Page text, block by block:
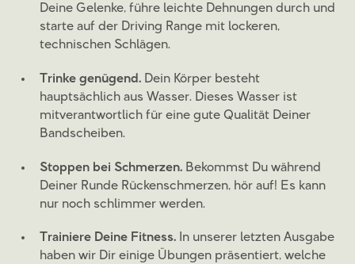
Deine Gelenke, führe leichte Dehnungen durch und
starte auf der Driving Range mit lockeren,
technischen Schlägen.
Trinke genügend.Dein Körper besteht
hauptsächlich aus Wasser. Dieses Wasser ist
mitverantwortlich für eine gute Qualität Deiner
Bandscheiben.
Stoppen bei Schmerzen.Bekommst Du während
Deiner Runde Rückenschmerzen, hör auf! Es kann
nur noch schlimmer werden.
Trainiere Deine Fitness.In unserer letzten Ausgabe
haben wir Dir einige Übungen präsentiert, welche